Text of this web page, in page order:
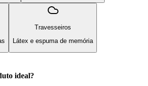
Travesseiros
Látex e espuma de memória
ideal?